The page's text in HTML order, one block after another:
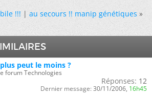
!!!|au secours !! manip génétiques »
peut le moins ?
forum Technologies
Réponses: 12
Dernier message: 30/11/2006, 16h45